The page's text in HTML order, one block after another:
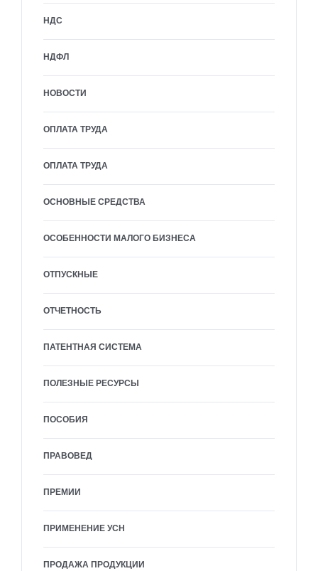
НДС
НДФЛ
НОВОСТИ
ОПЛАТА ТРУДА
ОПЛАТА ТРУДА
ОСНОВНЫЕ СРЕДСТВА
ОСОБЕННОСТИ МАЛОГО БИЗНЕСА
ОТПУСКНЫЕ
ОТЧЕТНОСТЬ
ПАТЕНТНАЯ СИСТЕМА
ПОЛЕЗНЫЕ РЕСУРСЫ
ПОСОБИЯ
ПРАВОВЕД
ПРЕМИИ
ПРИМЕНЕНИЕ УСН
ПРОДАЖА ПРОДУКЦИИ